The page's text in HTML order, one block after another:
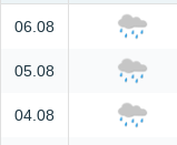
06.08
05.08
04.08